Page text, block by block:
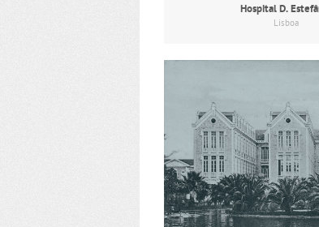
Hospital D.
Lisboa